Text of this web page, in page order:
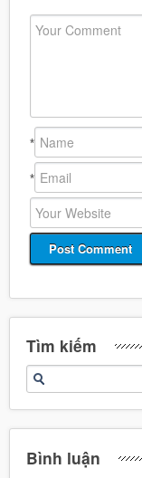
*
*
Tìm kiếm
Bình luận